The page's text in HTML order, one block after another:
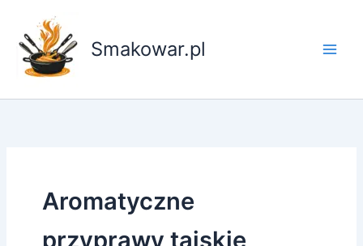
treści
Smakowar.pl
Aromatyczne
przyprawy tajskie